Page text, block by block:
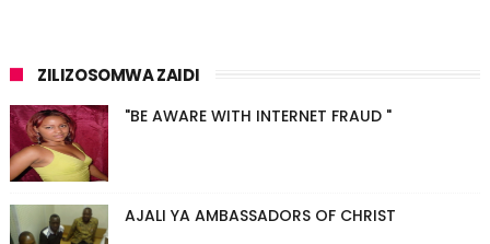
ZILIZOSOMWA ZAIDI
"BE AWARE WITH INTERNET FRAUD "
AJALI YA AMBASSADORS OF CHRIST